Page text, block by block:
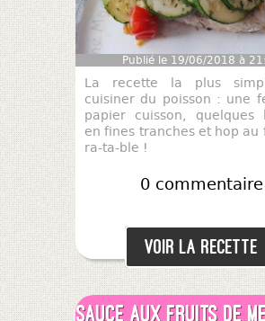
Publié le 19/06/2018 à
La recette la plus
cuisiner du poisson : une
papier cuisson, quelques
en fines tranches et hop au
ra-ta-ble !
0 commentaire
Voir la recette
Sauce aux fruits de